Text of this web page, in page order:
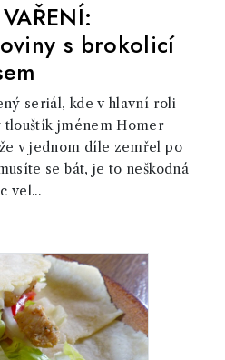
s brokolicí
seriál, kde v hlavní roli
tlouštík jménem Homer
v jednom díle zemřel po
se bát, je to neškodná
vel...